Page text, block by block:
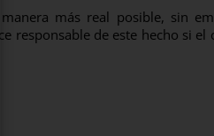
más real posible, sin
responsable de este hecho si el